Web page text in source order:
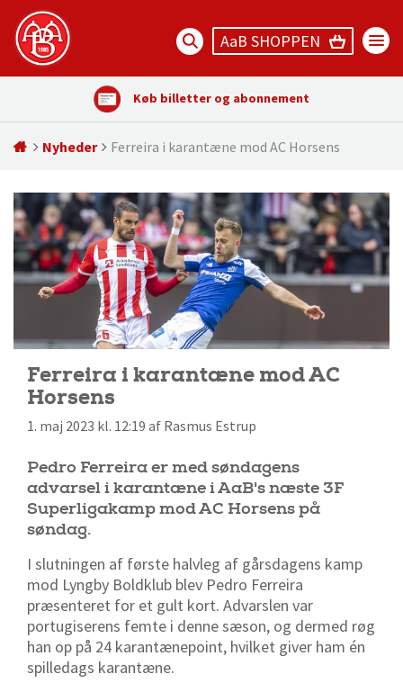
AaB SHOPPEN
Køb billetter og abonnement
Nyheder Ferreira i karantæne mod AC Horsens
Ferreira i karantæne mod AC
Horsens
1. maj 2023 kl. 12:19 af Rasmus Estrup
Pedro Ferreira er med søndagens
advarsel i karantæne i AaB's næste 3F
Superligakamp mod AC Horsens på
søndag.
I slutningen af første halvleg af gårsdagens kamp
mod Lyngby Boldklub blev Pedro Ferreira
præsenteret for et gult kort. Advarslen var
portugiserens femte i denne sæson, og dermed røg
han op på 24 karantænepoint, hvilket giver ham én
spilledags karantæne.